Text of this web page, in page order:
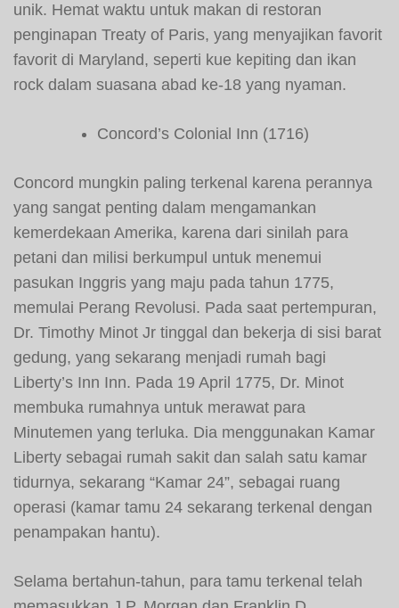
unik. Hemat waktu untuk makan di restoran
penginapan Treaty of Paris, yang menyajikan favorit
favorit di Maryland, seperti kue kepiting dan ikan
rock dalam suasana abad ke-18 yang nyaman.
Concord’s Colonial Inn (1716)
Concord mungkin paling terkenal karena perannya
yang sangat penting dalam mengamankan
kemerdekaan Amerika, karena dari sinilah para
petani dan milisi berkumpul untuk menemui
pasukan Inggris yang maju pada tahun 1775,
memulai Perang Revolusi. Pada saat pertempuran,
Dr. Timothy Minot Jr tinggal dan bekerja di sisi barat
gedung, yang sekarang menjadi rumah bagi
Liberty’s Inn Inn. Pada 19 April 1775, Dr. Minot
membuka rumahnya untuk merawat para
Minutemen yang terluka. Dia menggunakan Kamar
Liberty sebagai rumah sakit dan salah satu kamar
tidurnya, sekarang “Kamar 24”, sebagai ruang
operasi (kamar tamu 24 sekarang terkenal dengan
penampakan hantu).
Selama bertahun-tahun, para tamu terkenal telah